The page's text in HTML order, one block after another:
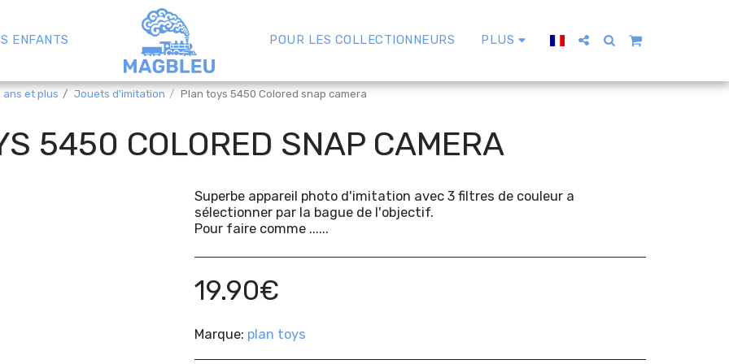
ENFANTS POUR LES COLLECTIONNEURS PLUS
ans et plus Jouets d'imitation Plan toys 5450 Colored snap camera
5450 COLORED SNAP CAMERA
Superbe appareil photo d'imitation avec 3 filtres de couleur a
sélectionner par la bague de l'objectif.
Pour faire comme ......
19.90€
Marque: plan toys